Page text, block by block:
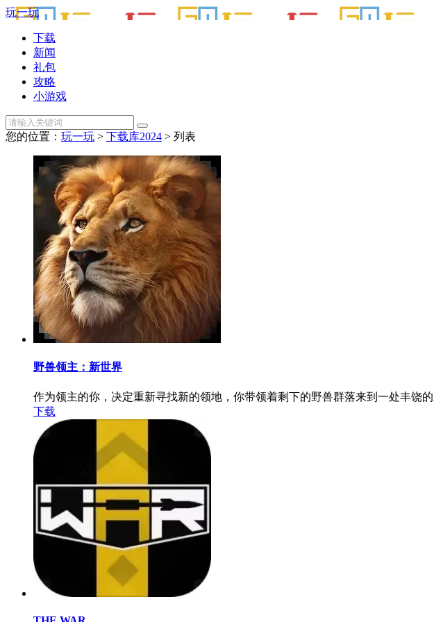
玩一玩
下载
新闻
礼包
攻略
小游戏
您的位置： 玩一玩 > 下载库2024 > 列表
野兽领主：新世界
作为领主的你，决定重新寻找新的领地，你带领着剩下的野兽群落来到一处丰饶
下载